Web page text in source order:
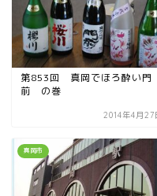
第853回 真岡でほろ酔い門
前 の巻
2014年4月27
真岡市